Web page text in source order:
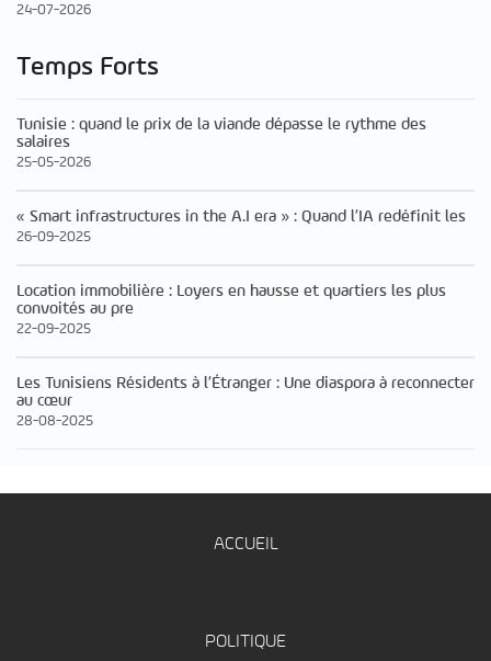
24-07-2026
Temps Forts
Tunisie : quand le prix de la viande dépasse le rythme des
salaires
25-05-2026
« Smart infrastructures in the A.I era » : Quand l’IA redéfinit les
26-09-2025
Location immobilière : Loyers en hausse et quartiers les plus
convoités au pre
22-09-2025
Les Tunisiens Résidents à l’Étranger : Une diaspora à reconnecter
au cœur
28-08-2025
ACCUEIL
POLITIQUE